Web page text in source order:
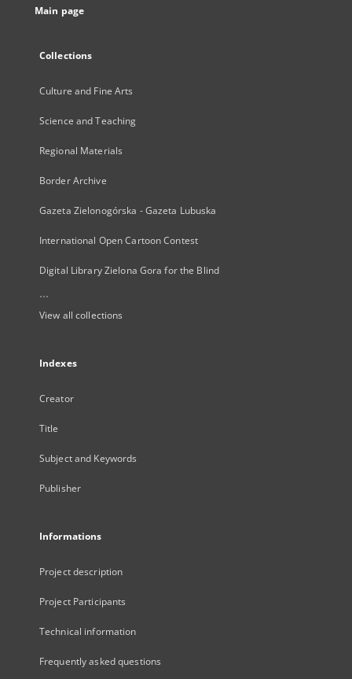
Main page
Collections
Culture and Fine Arts
Science and Teaching
Regional Materials
Border Archive
Gazeta Zielonogórska - Gazeta Lubuska
International Open Cartoon Contest
Digital Library Zielona Gora for the Blind
...
View all collections
Indexes
Creator
Title
Subject and Keywords
Publisher
Informations
Project description
Project Participants
Technical information
Frequently asked questions